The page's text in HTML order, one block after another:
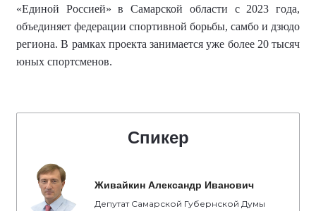
«Единой Россией» в Самарской области с 2023 года,
объединяет федерации спортивной борьбы, самбо и дзюдо
региона. В рамках проекта занимается уже более 20 тысяч
юных спортсменов.
Спикер
Живайкин Александр Иванович
Депутат Самарской Губернской Думы